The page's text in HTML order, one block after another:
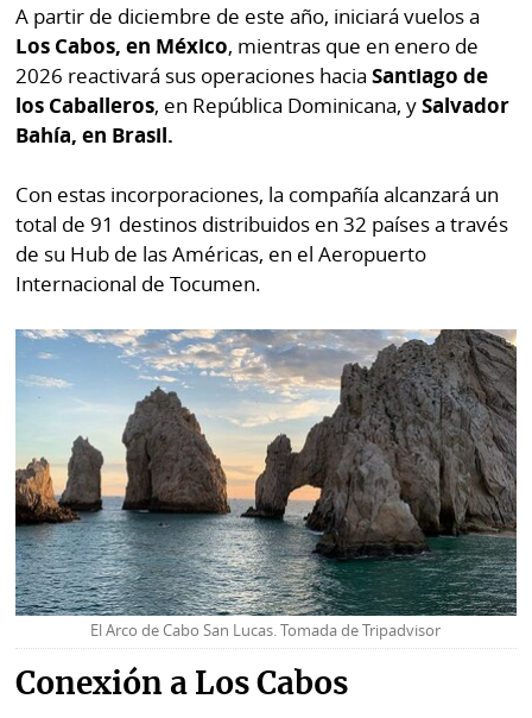
OTROS
SITIOS
Metro
Metro
Tienda
Panamá
Tus
Tiquetes
Corprensa
Mi
Ellas
Club
Prensa
Busca
Fácil
por
Hoy
⌾
Sábado
La
⌾
Tal
Cual
⌾
Sabrina
Sin
Censura
A partir de diciembre de este año, iniciará vuelos a
Los Cabos, en México, mientras que en enero de
2026 reactivará sus operaciones haciaSantiago de
los Caballeros, en República Dominicana, ySalvador
Bahía, en Brasil.
Con estas incorporaciones, la compañía alcanzará un
total de 91 destinos distribuidos en 32 países a través
de su Hub de las Américas, en el Aeropuerto
Internacional de Tocumen.
El Arco de Cabo San Lucas. Tomada de Tripadvisor
Conexión a Los Cabos